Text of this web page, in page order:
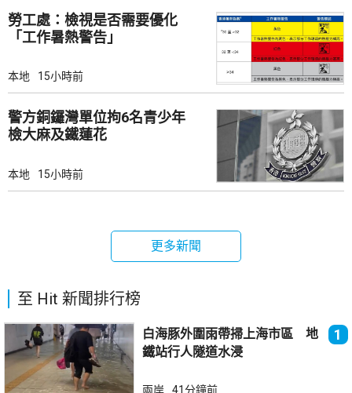
勞工處：檢視是否需要優化
「工作暑熱警告」
本地 15小時前
警方銅鑼灣單位拘6名青少年
檢大麻及鐵蓮花
本地 15小時前
更多新聞
至 Hit 新聞排行榜
白海豚外圍雨帶掃上海市區 地
鐵站行人隧道水浸
1
兩岸 41分鐘前